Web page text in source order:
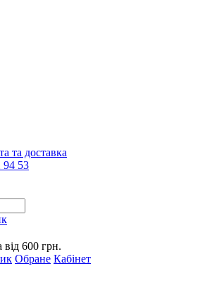
та доставка
94 53
від 600 грн.
Обране Кабінет